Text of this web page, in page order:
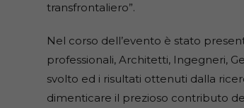
transfrontaliero”.
Nel corso dell’evento è stato
professionali, Architetti, Ingegneri,
svolto ed i risultati ottenuti dalla
dimenticare il prezioso contributo